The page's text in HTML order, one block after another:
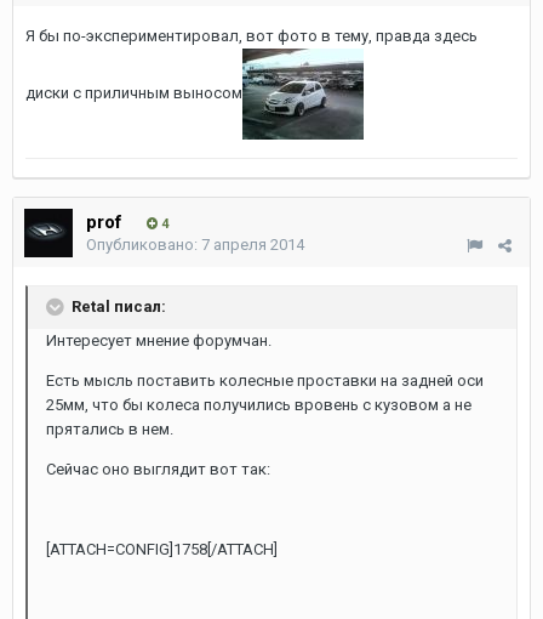
Я бы по-экспериментировал, вот фото в тему, правда здесь
диски с приличным выносом
prof 4
Опубликовано: 7 апреля 2014
Retal писал:
Интересует мнение форумчан.
Есть мысль поставить колесные проставки на задней оси
25мм, что бы колеса получились вровень с кузовом а не
прятались в нем.
Сейчас оно выглядит вот так:
[ATTACH=CONFIG]1758[/ATTACH]